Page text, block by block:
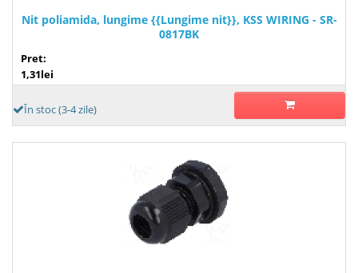
Nit poliamida, lungime {{Lungime nit}}, KSS WIRING - SR-
0817BK
Pret:
1,31lei
În stoc (3-4 zile)